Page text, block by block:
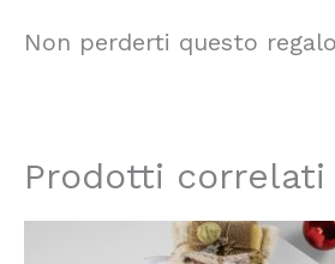
Non perderti questo
Prodotti correlati